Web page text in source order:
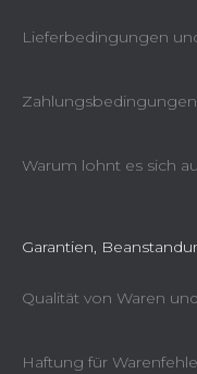
Lieferbedingungen
Warum lohnt es sich
Garantien,
Qualität von Waren
Haftung für